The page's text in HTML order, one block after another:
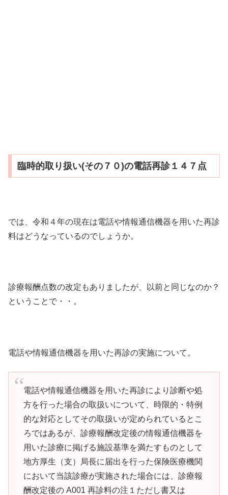
臨時的取り扱い(その７０)の電話再診１４７点
では、令和４年の現在は電話や情報通信機器を用いた再診
料はどうなっているのでしょうか。
診療報酬点数の改定もありましたが、以前と同じなのか？
ということで・・。
電話や情報通信機器を用いた再診の実施について。
電話や情報通信機器を用いた再診により診断や処
方を行った場合の取扱いについて、時限的・特例
的な対応としてその取扱いが定められているとこ
ろではあるが、診療報酬改定後の情報通信機器を
用いた診療に掲げる施設基準を満たすものとして
地方厚生（支）局長に届出を行った保険医療機関
において当該診療が実施された場合には、診療報
酬改定後の A001 再診料の注１ただし書又は